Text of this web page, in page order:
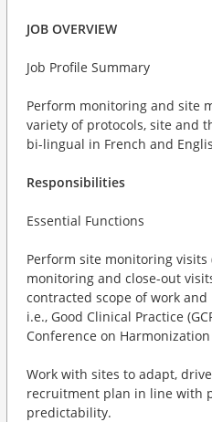
JOB OVERVIEW
Job Profile Summary
Perform monitoring and site
variety of protocols, site and
bi-lingual in French and
Responsibilities
Essential Functions
Perform site monitoring
monitoring and close-out
contracted scope of work
i.e., Good Clinical Practice
Conference on
Work with sites to adapt,
recruitment plan in line with
predictability.